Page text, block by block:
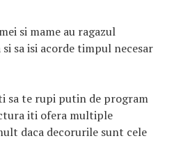
si mame au ragazul
si sa isi acorde timpul necesar
sa te rupi putin de program
iti ofera multiple
daca decorurile sunt cele